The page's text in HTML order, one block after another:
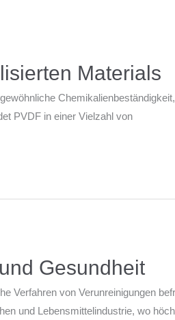
Materials
Chemikalienbeständigkeit,
PVDF in einer Vielzahl von
Gesundheit
Verfahren von Verunreinigungen
und Lebensmittelindustrie, wo